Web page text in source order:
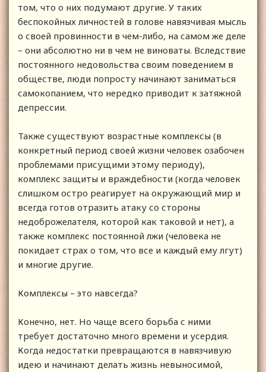
том, что о них подумают другие. У таких
беспокойных личностей в голове навязчивая мысль
о своей провинности в чем-либо, на самом же деле
– они абсолютно ни в чем не виноваты. Вследствие
постоянного недовольства своим поведением в
обществе, люди попросту начинают заниматься
самокопанием, что нередко приводит к затяжной
депрессии.
Также существуют возрастные комплексы (в
конкретный период своей жизни человек озабочен
проблемами присущими этому периоду),
комплекс защиты и враждебности (когда человек
слишком остро реагирует на окружающий мир и
всегда готов отразить атаку со стороны
недоброжелателя, которой как таковой и нет), а
также комплекс постоянной лжи (человека не
покидает страх о том, что все и каждый ему лгут)
и многие другие.
Комплексы – это навсегда?
Конечно, нет. Но чаще всего борьба с ними
требует достаточно много времени и усердия.
Когда недостатки превращаются в навязчивую
идею и начинают делать жизнь невыносимой,